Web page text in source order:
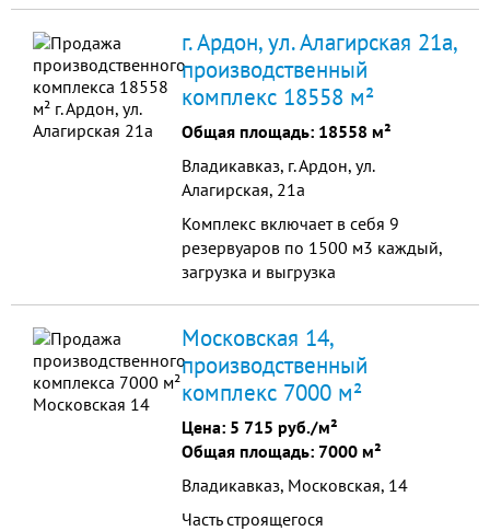
Алания, г. Владикавказ, Черменское
шоссе, д.7. Этажность: 1; Площадь:
612,8 м2; Длина: 43,30м; Ширина:
18,83 м; Высота: 6,60м; 4,20м;
Объем: 3992 м3; Площ...
г. Ардон, ул. Алагирская 21а,
производственный
комплекс 18558 м²
Общая площадь: 18558 м²
Владикавказ, г. Ардон, ул.
Алагирская, 21а
Комплекс включает в себя 9
резервуаров по 1500 м3 каждый,
загрузка и выгрузка
мя двигателями по 15 кВт и
производительностью 30 т/ч.
Московская 14,
производственный
комплекс 7000 м²
Цена: 5 715 руб./м²
Общая площадь: 7000 м²
Владикавказ, Московская, 14
Часть строящегося